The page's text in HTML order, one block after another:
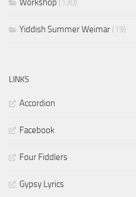
Workshop (130)
Yiddish Summer Weimar (19)
LINKS
Accordion
Facebook
Four Fiddlers
Gypsy Lyrics